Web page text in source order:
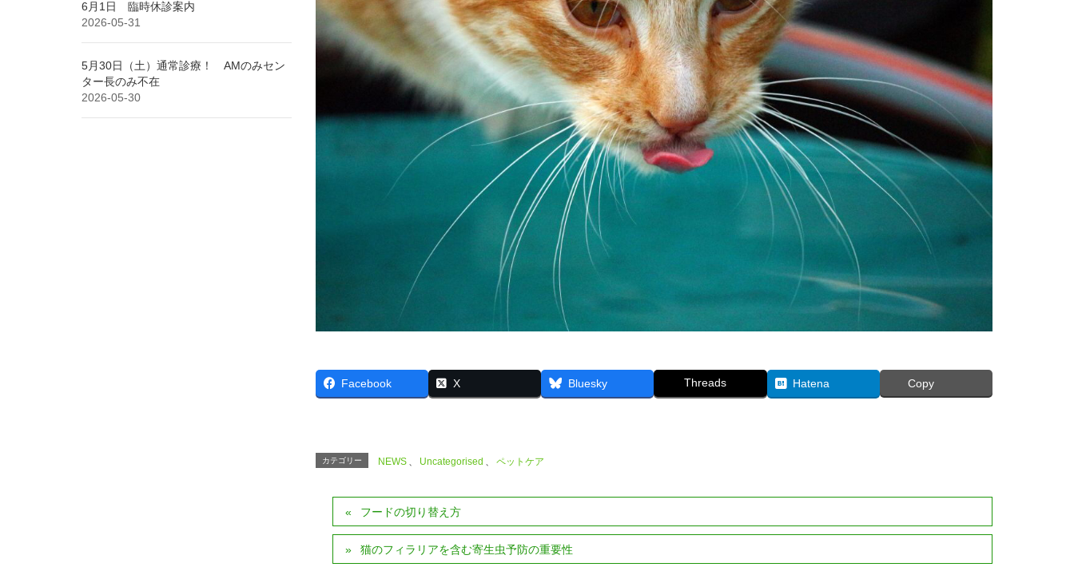
Facebook X Bluesky Threads Hatena Copy
カテゴリー NEWS 、 Uncategorised 、 ペットケア
フードの切り替え方
猫のフィラリアを含む寄生虫予防の重要性
6月1日 臨時休診案内
2026-05-31
5月30日（土）通常診療！ AMのみセン
ター長のみ不在
2026-05-30